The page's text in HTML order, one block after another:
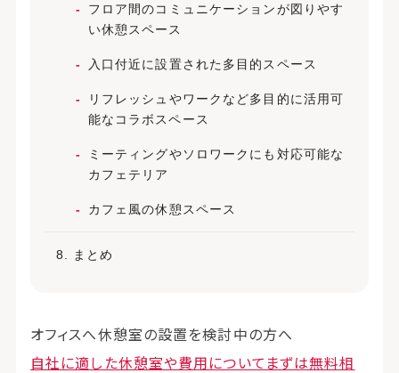
フロア間のコミュニケーションが図りやす
い休憩スペース
入口付近に設置された多目的スペース
リフレッシュやワークなど多目的に活用可
能なコラボスペース
ミーティングやソロワークにも対応可能な
カフェテリア
カフェ風の休憩スペース
まとめ
オフィスへ休憩室の設置を検討中の方へ
自社に適した休憩室や費用についてまずは無料相